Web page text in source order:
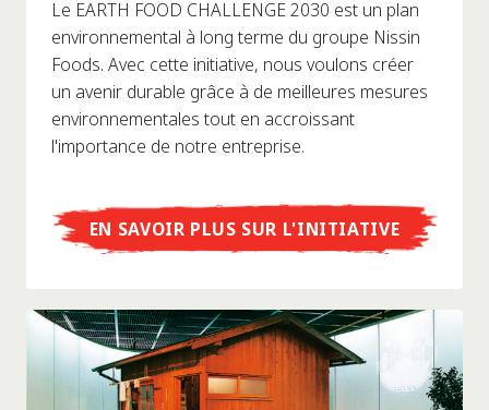
Le EARTH FOOD CHALLENGE 2030 est un plan
environnemental à long terme du groupe Nissin
Foods. Avec cette initiative, nous voulons créer
un avenir durable grâce à de meilleures mesures
environnementales tout en accroissant
l'importance de notre entreprise.
EN SAVOIR PLUS SUR L'INITIATIVE